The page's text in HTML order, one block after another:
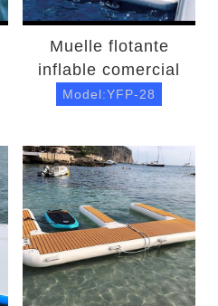
Muelle flotante
inflable comercial
Model:YFP-28